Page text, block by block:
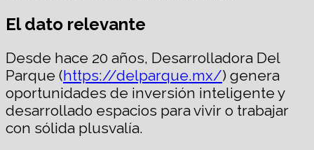
El dato relevante
Desde hace 20 años, Desarrolladora Del
Parque (https://delparque.mx/) genera
oportunidades de inversión inteligente y
desarrollado espacios para vivir o trabajar
con sólida plusvalía.